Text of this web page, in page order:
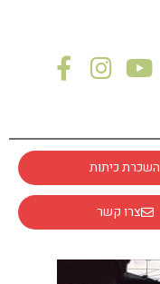
השכרת כיתות
צרו קשר